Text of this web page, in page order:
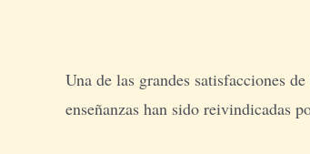
Una de las grandes satisfacciones
enseñanzas han sido reivindicadas